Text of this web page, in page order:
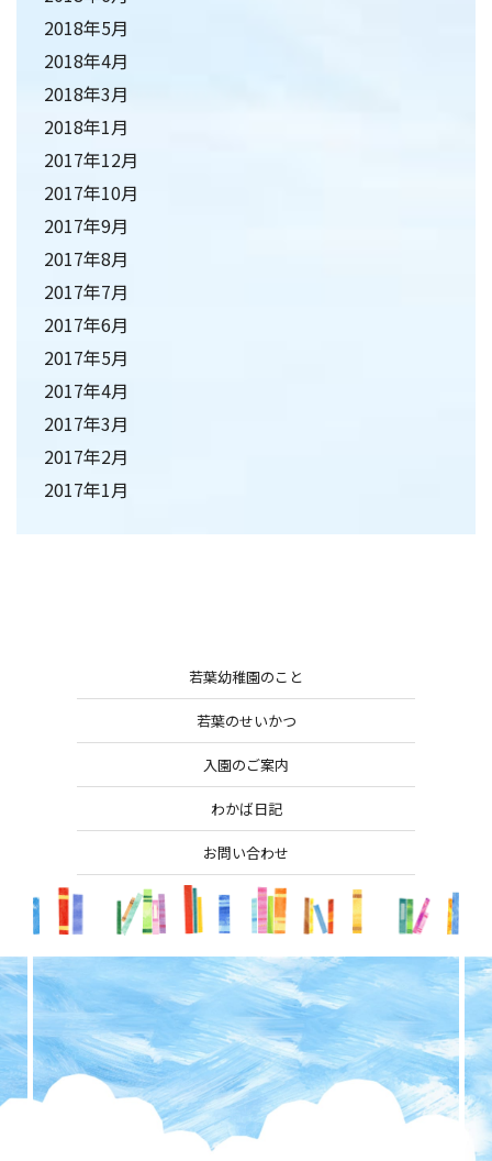
2018年5月
2018年4月
2018年3月
2018年1月
2017年12月
2017年10月
2017年9月
2017年8月
2017年7月
2017年6月
2017年5月
2017年4月
2017年3月
2017年2月
2017年1月
若葉幼稚園のこと
若葉のせいかつ
入園のご案内
わかば日記
お問い合わせ